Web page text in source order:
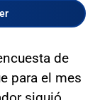
de
para el mes